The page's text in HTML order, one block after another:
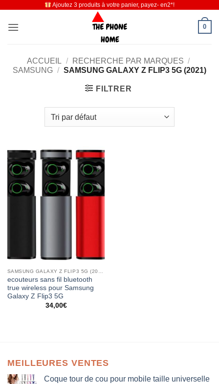
contenu
Ajoutez 3 produits à votre panier, payez- en2*!
0
ACCUEIL / RECHERCHE PAR MARQUES /
SAMSUNG / SAMSUNG GALAXY Z FLIP3 5G (2021)
FILTRER
ecouteurs sans fil bluetooth
true wireless pour Samsung
Galaxy Z Flip3 5G
34,00€
MEILLEURES VENTES
Coque tour de cou pour mobile taille universelle